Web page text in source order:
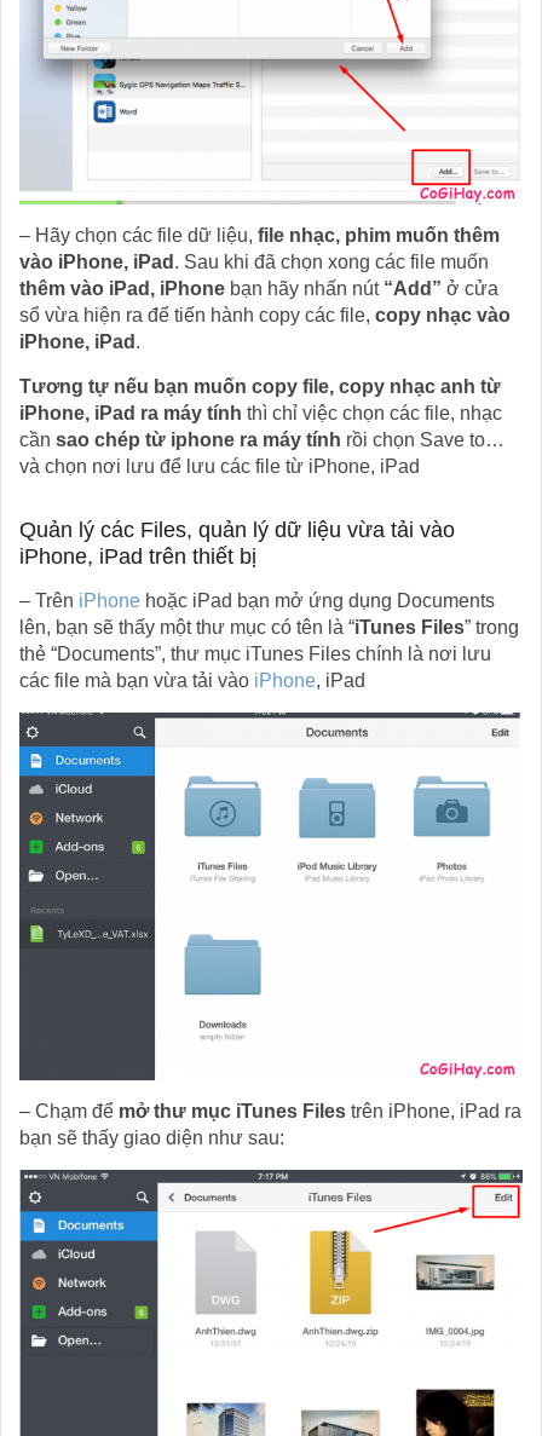
– Hãy chọn các file dữ liệu, file nhạc, phim muốn thêm
vào iPhone, iPad . Sau khi đã chọn xong các file muốn
thêm vào iPad, iPhone bạn hãy nhấn nút “Add” ở cửa
sổ vừa hiện ra để tiến hành copy các file, copy nhạc vào
iPhone, iPad .
Tương tự nếu bạn muốn copy file, copy nhạc anh từ
iPhone, iPad ra máy tính thì chỉ việc chọn các file, nhạc
cần sao chép từ iphone ra máy tính rồi chọn Save to…
và chọn nơi lưu để lưu các file từ iPhone, iPad
Quản lý các Files, quản lý dữ liệu vừa tải vào
iPhone, iPad trên thiết bị
– Trên iPhone hoặc iPad bạn mở ứng dụng Documents
lên, bạn sẽ thấy một thư mục có tên là “iTunes Files” trong
thẻ “Documents”, thư mục iTunes Files chính là nơi lưu
các file mà bạn vừa tải vào iPhone, iPad
– Chạm để mở thư mục iTunes Files trên iPhone, iPad ra
bạn sẽ thấy giao diện như sau: